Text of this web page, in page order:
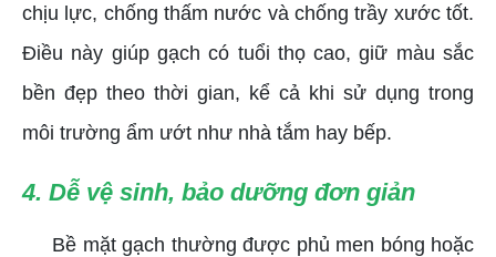
chịu lực, chống thấm nước và chống trầy xước tốt.
Điều này giúp gạch có tuổi thọ cao, giữ màu sắc
bền đẹp theo thời gian, kể cả khi sử dụng trong
môi trường ẩm ướt như nhà tắm hay bếp.
4. Dễ vệ sinh, bảo dưỡng đơn giản
Bề mặt gạch thường được phủ men bóng hoặc